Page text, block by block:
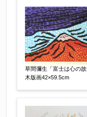
ご要望などがご
【任意】
草間彌生「富士は心の故
木版画42×59.5cm